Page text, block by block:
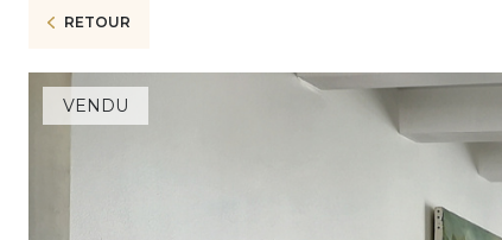
RETOUR
VENDU